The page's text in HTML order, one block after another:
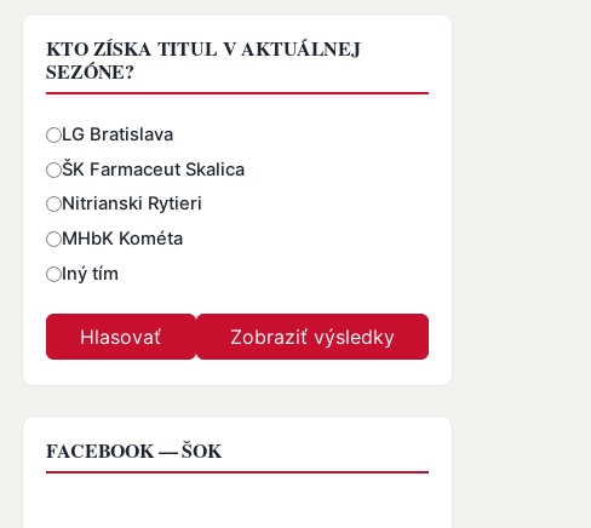
KTO ZÍSKA TITUL V AKTUÁLNEJ
SEZÓNE?
Odpovede
LG Bratislava
ŠK Farmaceut Skalica
Nitrianski Rytieri
MHbK Kométa
Iný tím
FACEBOOK — ŠOK